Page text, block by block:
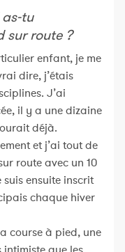
tu
sur route ?
enfant, je me
dire, j’étais
J’ai
il y a une dizaine
déjà.
et j’ai tout de
route avec un 10
ensuite inscrit
chaque hiver
course à pied, une